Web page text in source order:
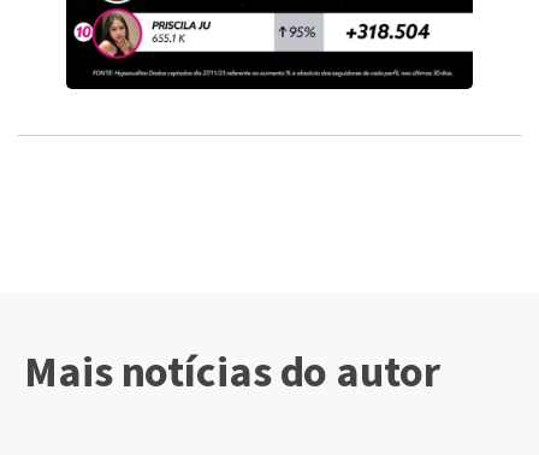
Mais notícias do autor